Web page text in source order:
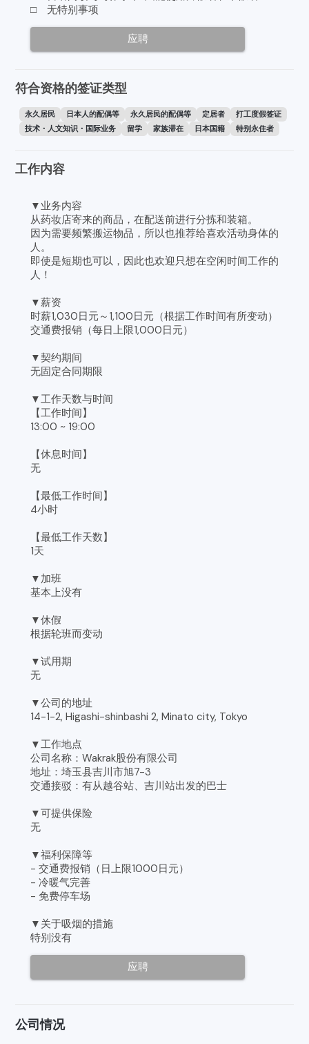
□ 无特别事项
应聘
符合资格的签证类型
永久居民 日本人的配偶等 永久居民的配偶等 定居者
打工度假签证
技术・人文知识・国际业务
留学 家族滞在 日本国籍 特别永住者
工作内容
▼业务内容
从药妆店寄来的商品，在配送前进行分拣和装箱。
因为需要频繁搬运物品，所以也推荐给喜欢活动身体的
人。
即使是短期也可以，因此也欢迎只想在空闲时间工作的
人！
▼薪资
时薪1,030日元～1,100日元（根据工作时间有所变动）
交通费报销（每日上限1,000日元）
▼契约期间
无固定合同期限
▼工作天数与时间
【工作时间】
13:00 ~ 19:00
【休息时间】
无
【最低工作时间】
4小时
【最低工作天数】
1天
▼加班
基本上没有
▼休假
根据轮班而变动
▼试用期
无
▼公司的地址
14-1-2, Higashi-shinbashi 2, Minato city, Tokyo
▼工作地点
公司名称：Wakrak股份有限公司
地址：埼玉县吉川市旭7-3
交通接驳：有从越谷站、吉川站出发的巴士
▼可提供保险
无
▼福利保障等
- 交通费报销（日上限1000日元）
- 冷暖气完善
- 免费停车场
▼关于吸烟的措施
特别没有
应聘
公司情况